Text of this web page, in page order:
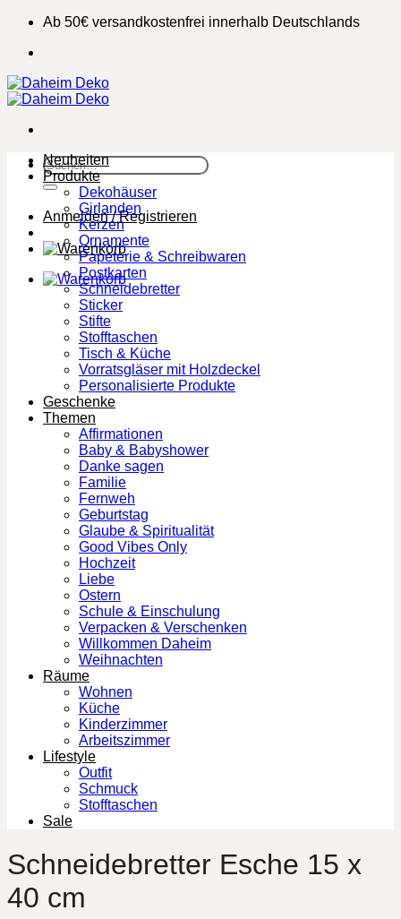
Zum
springen
Ab 50€ versandkostenfrei innerhalb Deutschlands
Suchen
nach:
Anmelden / Registrieren
Neuheiten
Produkte
Dekohäuser
Girlanden
Kerzen
Ornamente
Papeterie & Schreibwaren
Postkarten
Schneidebretter
Sticker
Stifte
Stofftaschen
Tisch & Küche
Vorratsgläser mit Holzdeckel
Personalisierte Produkte
Geschenke
Themen
Affirmationen
Baby & Babyshower
Danke sagen
Familie
Fernweh
Geburtstag
Glaube & Spiritualität
Good Vibes Only
Hochzeit
Liebe
Ostern
Schule & Einschulung
Verpacken & Verschenken
Willkommen Daheim
Weihnachten
Räume
Wohnen
Küche
Kinderzimmer
Arbeitszimmer
Lifestyle
Outfit
Schmuck
Stofftaschen
Sale
Schneidebretter Esche 15 x
40 cm